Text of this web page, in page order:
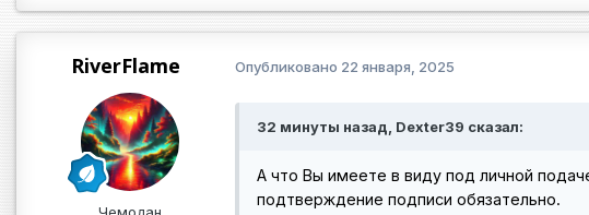
RiverFlame Опубликовано 22 января, 2025
32 минуты назад, Dexter39 сказал:
А что Вы имеете в виду под личной
подтверждение подписи обязательно.